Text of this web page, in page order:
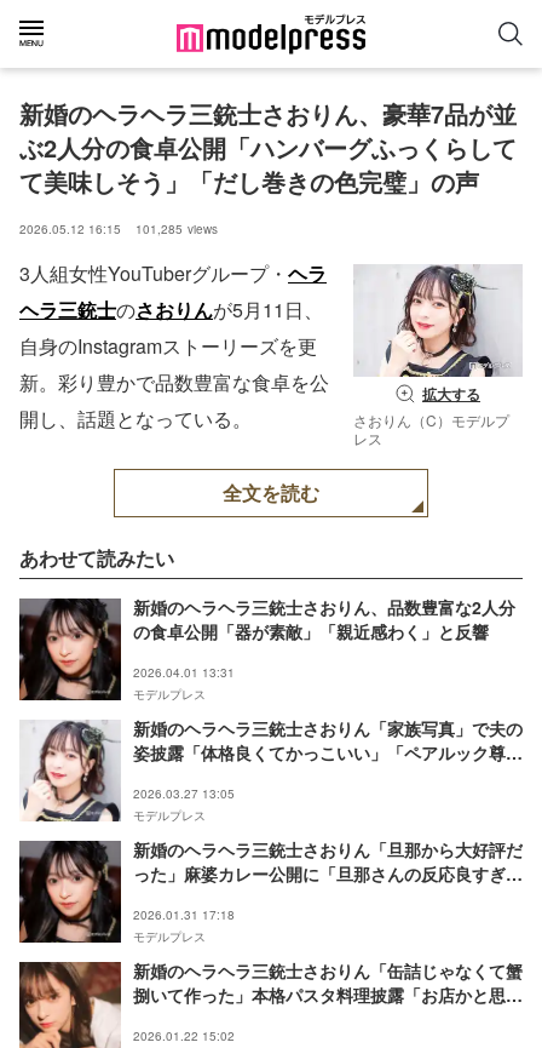
新婚のヘラヘラ三銃士さおりん、豪華7品が並
ぶ2人分の食卓公開「ハンバーグふっくらして
て美味しそう」「だし巻きの色完璧」の声
2026.05.12 16:15 101,285 views
拡大する
さおりん（C）モデルプ
レス
3人組女性YouTuberグループ・ ヘラ
ヘラ三銃士のさおりんが5月11日、
自身のInstagramストーリーズを更
新。彩り豊かで品数豊富な食卓を公
開し、話題となっている。
全文を読む
あわせて読みたい
新婚のヘラヘラ三銃士さおりん、品数豊富な2人分
の食卓公開「器が素敵」「親近感わく」と反響
2026.04.01 13:31
モデルプレス
新婚のヘラヘラ三銃士さおりん「家族写真」で夫の
姿披露「体格良くてかっこいい」「ペアルック尊
2026.03.27 13:05
モデルプレス
新婚のヘラヘラ三銃士さおりん「旦那から大好評だ
った」麻婆カレー公開に「旦那さんの反応良すぎ
2026.01.31 17:18
モデルプレス
新婚のヘラヘラ三銃士さおりん「缶詰じゃなくて蟹
捌いて作った」本格パスタ料理披露「お店かと思っ
2026.01.22 15:02